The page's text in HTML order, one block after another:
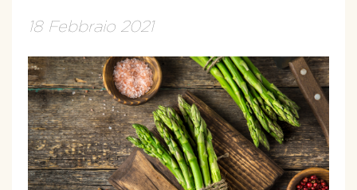
18 Febbraio 2021